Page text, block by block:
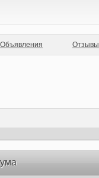
Объявления Отзывы